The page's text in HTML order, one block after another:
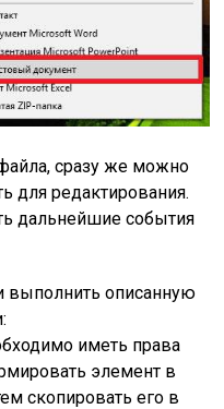
сразу же можно
для редактирования.
дальнейшие события
выполнить описанную
иметь права
элемент в
скопировать его в